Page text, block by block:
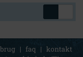
| faq | kontakt